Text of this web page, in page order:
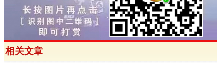
相关文章